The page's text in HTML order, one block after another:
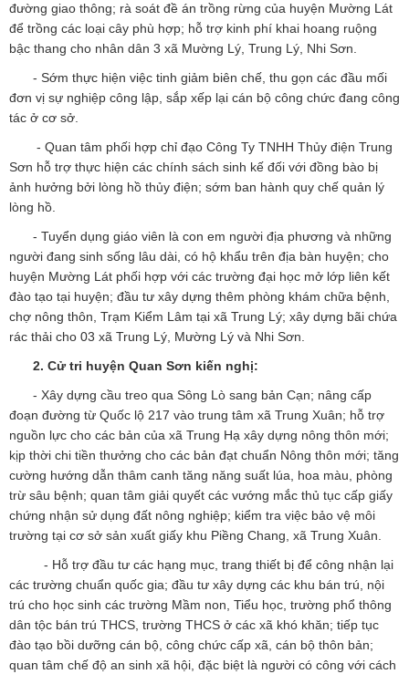
đường giao thông; rà soát đề án trồng rừng của huyện Mường Lát
để trồng các loại cây phù hợp; hỗ trợ kinh phí khai hoang ruộng
bậc thang cho nhân dân 3 xã Mường Lý, Trung Lý, Nhi Sơn.
- Sớm thực hiện việc tinh giảm biên chế, thu gọn các đầu mối
đơn vị sự nghiệp công lập, sắp xếp lại cán bộ công chức đang công
tác ở cơ sở.
- Quan tâm phối hợp chỉ đạo Công Ty TNHH Thủy điện Trung
Sơn hỗ trợ thực hiện các chính sách sinh kế đối với đồng bào bị
ảnh hưởng bởi lòng hồ thủy điện; sớm ban hành quy chế quản lý
lòng hồ.
- Tuyển dụng giáo viên là con em người địa phương và những
người đang sinh sống lâu dài, có hộ khẩu trên địa bàn huyện; cho
huyện Mường Lát phối hợp với các trường đại học mở lớp liên kết
đào tạo tại huyện; đầu tư xây dựng thêm phòng khám chữa bệnh,
chợ nông thôn, Trạm Kiểm Lâm tại xã Trung Lý; xây dựng bãi chứa
rác thải cho 03 xã Trung Lý, Mường Lý và Nhi Sơn.
2. Cử tri huyện Quan Sơn kiến nghị:
- Xây dựng cầu treo qua Sông Lò sang bản Cạn; nâng cấp
đoạn đường từ Quốc lộ 217 vào trung tâm xã Trung Xuân; hỗ trợ
nguồn lực cho các bản của xã Trung Hạ xây dựng nông thôn mới;
kịp thời chi tiền thưởng cho các bản đạt chuẩn Nông thôn mới; tăng
cường hướng dẫn thâm canh tăng năng suất lúa, hoa màu, phòng
trừ sâu bệnh; quan tâm giải quyết các vướng mắc thủ tục cấp giấy
chứng nhận sử dụng đất nông nghiệp; kiểm tra việc bảo vệ môi
trường tại cơ sở sản xuất giấy khu Piềng Chang, xã Trung Xuân.
- Hỗ trợ đầu tư các hạng mục, trang thiết bị để công nhận lại
các trường chuẩn quốc gia; đầu tư xây dựng các khu bán trú, nội
trú cho học sinh các trường Mầm non, Tiểu học, trường phổ thông
dân tộc bán trú THCS, trường THCS ở các xã khó khăn; tiếp tục
đào tạo bồi dưỡng cán bộ, công chức cấp xã, cán bộ thôn bản;
quan tâm chế độ an sinh xã hội, đặc biệt là người có công với cách